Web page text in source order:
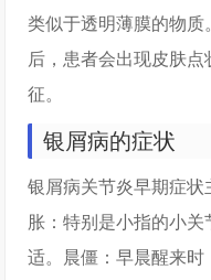
类似于透明薄膜的物
后，患者会出现皮肤
征。
银屑病的症状
银屑病关节炎早期症
胀：特别是小指的小
适。晨僵：早晨醒来